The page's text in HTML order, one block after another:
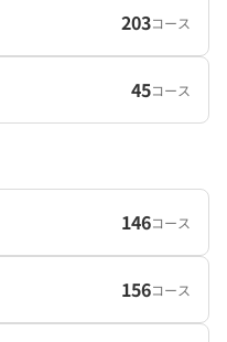
203コース
45コース
146コース
156コース